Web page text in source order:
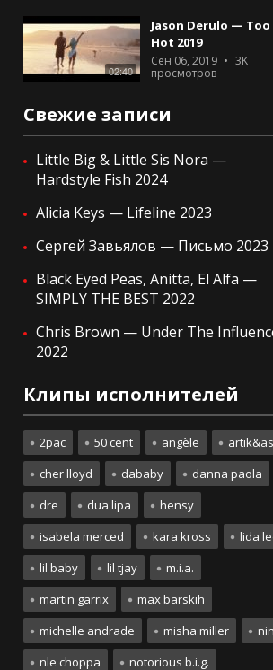
02:40
Jason Derulo — Too
Hot 2019
Сен 06, 2019
3K
просмотров
Свежие записи
Little Big & Little Sis Nora —
Hardstyle Fish 2024
Alicia Keys — Lifeline 2023
Сергей Завьялов — Письмо 2023
Black Eyed Peas, Anitta, El Alfa —
SIMPLY THE BEST 2022
Chris Brown — Under The
2022
Клипы исполнителей
2pac 50 cent angèle
cher lloyd
dababy
danna paola
dre
dua lipa
hensy
isabela merced
kara kross
lida
lil baby
lil tjay
m.i.a.
martin garrix
max barskih
michelle andrade
misha miller
nle choppa
notorious b.i.g.